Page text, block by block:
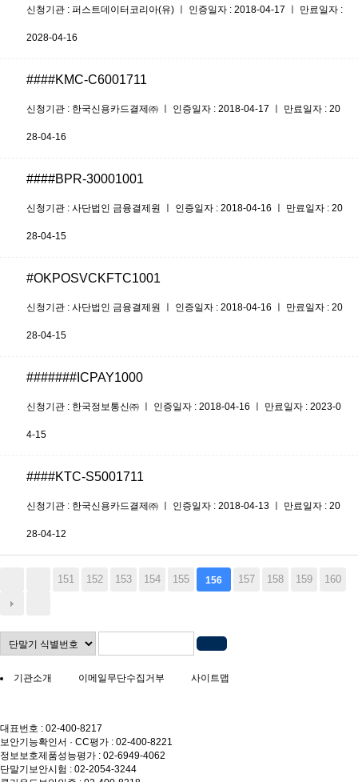
신청기관 : 퍼스트데이터코리아(유) ㅣ 인증일자 : 2018-04-17 ㅣ 만료일자 :
2028-04-16
####KMC-C6001711
신청기관 : 한국신용카드결제㈜ ㅣ 인증일자 : 2018-04-17 ㅣ 만료일자 : 20
28-04-16
####BPR-30001001
신청기관 : 사단법인 금융결제원 ㅣ 인증일자 : 2018-04-16 ㅣ 만료일자 : 20
28-04-15
#OKPOSVCKFTC1001
신청기관 : 사단법인 금융결제원 ㅣ 인증일자 : 2018-04-16 ㅣ 만료일자 : 20
28-04-15
#######ICPAY1000
신청기관 : 한국정보통신㈜ ㅣ 인증일자 : 2018-04-16 ㅣ 만료일자 : 2023-0
4-15
####KTC-S5001711
신청기관 : 한국신용카드결제㈜ ㅣ 인증일자 : 2018-04-13 ㅣ 만료일자 : 20
28-04-12
151 152 153 154 155 156 157 158 159 160
기관소개 이메일무단수집거부 사이트맵
대표번호 : 02-400-8217
보안기능확인서 · CC평가 : 02-400-8221
정보보호제품성능평가 : 02-6949-4062
단말기보안시험 : 02-2054-3244